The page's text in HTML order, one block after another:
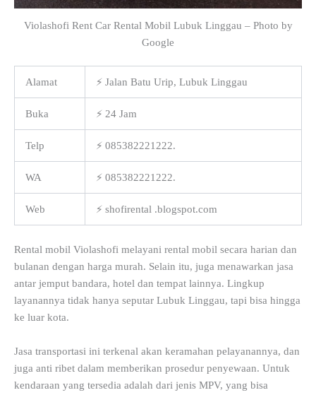
Violashofi Rent Car Rental Mobil Lubuk Linggau – Photo by
Google
Alamat ⚡ Jalan Batu Urip, Lubuk Linggau
Buka ⚡ 24 Jam
Telp ⚡ 085382221222.
WA ⚡ 085382221222.
Web ⚡ shofirental .blogspot.com
Rental mobil Violashofi melayani rental mobil secara harian dan
bulanan dengan harga murah. Selain itu, juga menawarkan jasa
antar jemput bandara, hotel dan tempat lainnya. Lingkup
layanannya tidak hanya seputar Lubuk Linggau, tapi bisa hingga
ke luar kota.
Jasa transportasi ini terkenal akan keramahan pelayanannya, dan
juga anti ribet dalam memberikan prosedur penyewaan. Untuk
kendaraan yang tersedia adalah dari jenis MPV, yang bisa